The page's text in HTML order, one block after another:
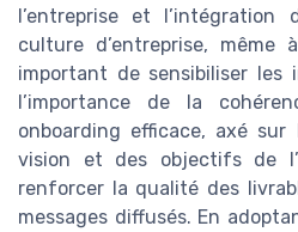
l’entreprise et l’intégration
culture d’entreprise,
important de sensibiliser les
l’importance de la
onboarding efficace, axé
vision et des objectifs de
renforcer la qualité des
messages diffusés. En